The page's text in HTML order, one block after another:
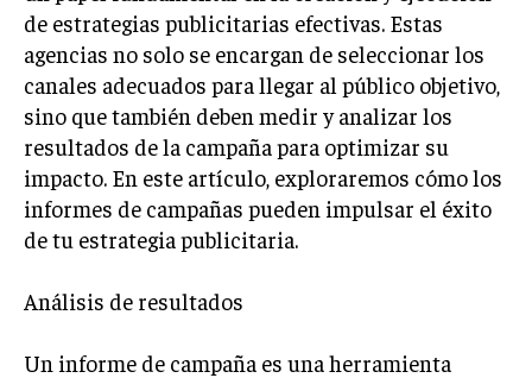
LIFESTYLE
ESTRATEGIAS DE MARKETING
AGENCIAS DE MARKETING
AGENCIAS DE POSICIONAMIENTO WEB SEO
VENTA DE ENLACES
de estrategias publicitarias efectivas. Estas
agencias no solo se encargan de seleccionar los
canales adecuados para llegar al público objetivo,
sino que también deben medir y analizar los
resultados de la campaña para optimizar su
impacto. En este artículo, exploraremos cómo los
informes de campañas pueden impulsar el éxito
de tu estrategia publicitaria.
Análisis de resultados
Un informe de campaña es una herramienta